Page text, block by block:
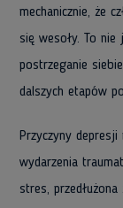
mechanicznie, że
się wesoły. To
postrzeganie
dalszych etapów
Przyczyny
wydarzenia
stres,